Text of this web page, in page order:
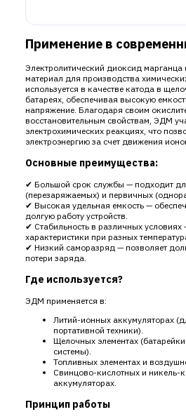
Применение в
Электролитический диоксид
материал для производства
используется в качестве катода в
батареях, обеспечивая высокую
напряжение. Благодаря своим
восстановительным свойствам, ЭДМ
электрохимических реакциях, что
электроэнергию за счет движения
Основные преимущества:
✔ Большой срок службы — подходит
(перезаряжаемых) и первичных
✔ Высокая удельная емкость —
долгую работу устройств.
✔ Стабильность в различных условиях
характеристики при разных
✔ Низкий саморазряд — позволяет
потери заряда.
Где используется?
ЭДМ применяется в:
Литий-ионных аккумуляторах
портативной техники).
Щелочных элементах
системы).
Топливных элементах и
Свинцово-кислотных и никель-
аккумуляторах.
Принцип работы